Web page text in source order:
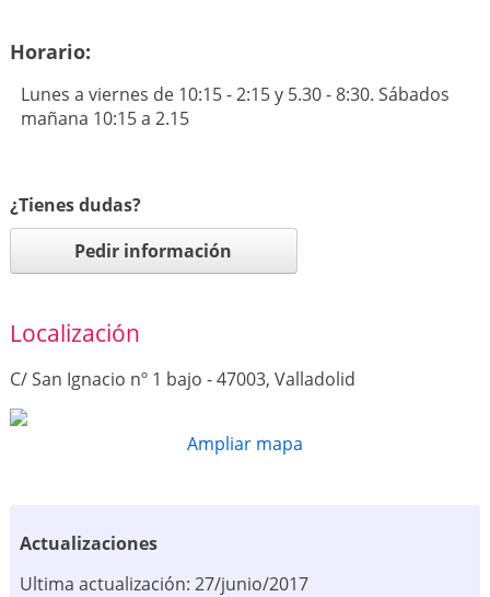
Horario:
Lunes a viernes de 10:15 - 2:15 y 5.30 - 8:30. Sábados
mañana 10:15 a 2.15
¿Tienes dudas?
Pedir información
Localización
C/ San Ignacio nº 1 bajo - 47003, Valladolid
Ampliar mapa
Actualizaciones
Ultima actualización: 27/junio/2017